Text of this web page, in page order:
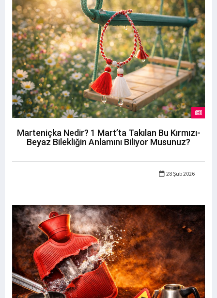
Marteniçka Nedir? 1 Mart’ta Takılan Bu Kırmızı-
Beyaz Bilekliğin Anlamını Biliyor Musunuz?
28 Şub 2026